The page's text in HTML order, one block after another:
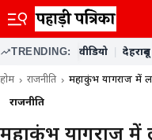
TRENDING: वीडियो देहरादून
होम राजनीति महाकुंभ प्रयागराज
राजनीति
महाकुंभ